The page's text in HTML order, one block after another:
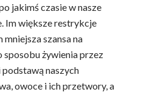
jakimś czasie w nasze
Im większe restrykcje
szansa na
żywienia przez
podstawą naszych
owoce i ich przetwory, a